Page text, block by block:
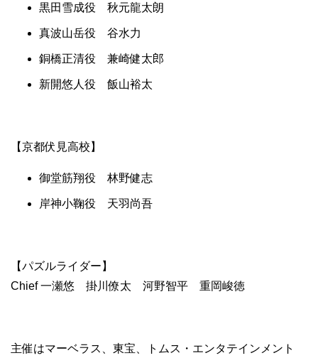
黒田雪成役 秋元龍太朗
真波山岳役 谷水力
銅橋正清役 兼崎健太郎
新開悠人役 飯山裕太
【京都伏見高校】
御堂筋翔役 林野健志
岸神小鞠役 天羽尚吾
【パズルライダー】
Chief 一瀬悠 掛川僚太 河野智平 重岡峻徳
主催はマーベラス、東宝、トムス・エンタテインメント